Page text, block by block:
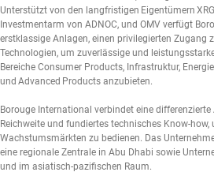
Unterstützt von den langfristigen Eigentümern
Investmentarm von ADNOC, und OMV verfügt
erstklassige Anlagen, einen privilegierten Zugang
Technologien, um zuverlässige und
Bereiche Consumer Products, Infrastruktur,
und Advanced Products anzubieten.
Borouge International verbindet eine
Reichweite und fundiertes technisches Know-
Wachstumsmärkten zu bedienen. Das
eine regionale Zentrale in Abu Dhabi sowie
und im asiatisch-pazifischen Raum.